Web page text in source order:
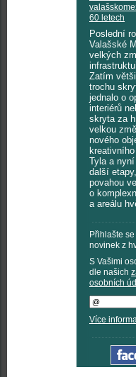
60 letech
Poslední
Valašské
velkých
Zatím
trochu
jednalo o
interiérů
skryta za
velkou
nového
Tyla a
další
povahou
o
a areálu
Přihlašte
novinek z
S Vašimi
dle našich
osobních
Více